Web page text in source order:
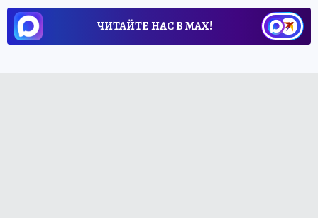
ЧИТАЙТЕ НАС В МАХ!